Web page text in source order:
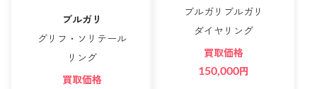
ブルガリ
グリフ・ソリテール
リング
買取価格
ブルガリブルガリ
ダイヤリング
買取価格
150,000円